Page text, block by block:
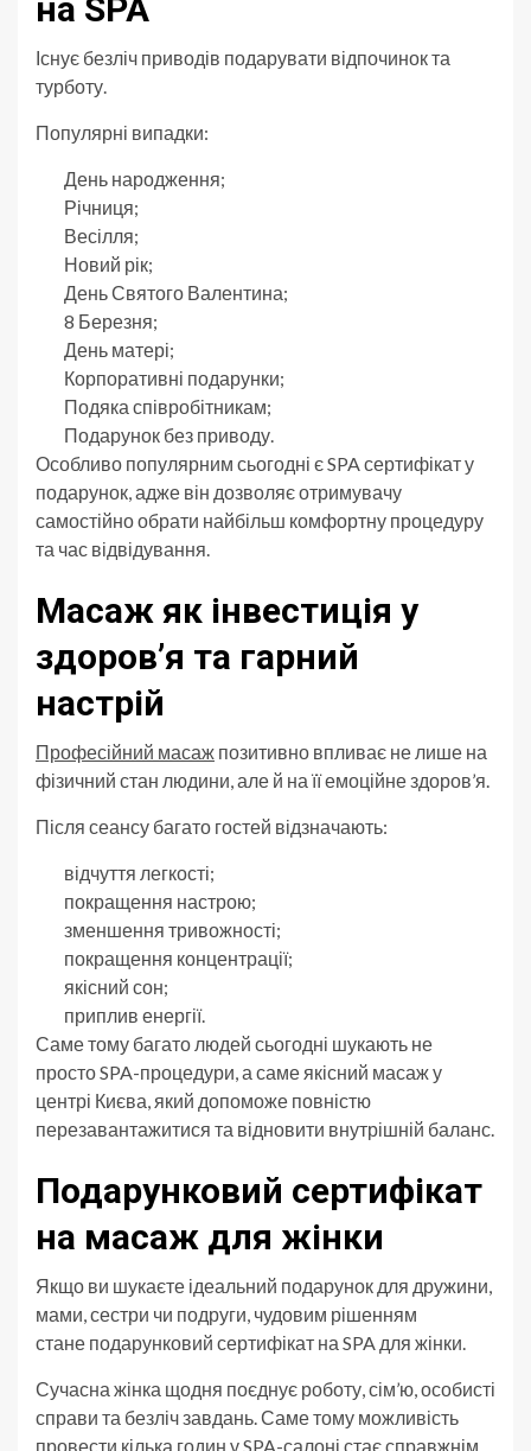
на SPA
Існує безліч приводів подарувати відпочинок та
турботу.
Популярні випадки:
День народження;
Річниця;
Весілля;
Новий рік;
День Святого Валентина;
8 Березня;
День матері;
Корпоративні подарунки;
Подяка співробітникам;
Подарунок без приводу.
Особливо популярним сьогодні є SPA сертифікат у
подарунок, адже він дозволяє отримувачу
самостійно обрати найбільш комфортну процедуру
та час відвідування.
Масаж як інвестиція у
здоров’я та гарний
настрій
Професійний масаж позитивно впливає не лише на
фізичний стан людини, але й на її емоційне здоров’я.
Після сеансу багато гостей відзначають:
відчуття легкості;
покращення настрою;
зменшення тривожності;
покращення концентрації;
якісний сон;
приплив енергії.
Саме тому багато людей сьогодні шукають не
просто SPA-процедури, а саме якісний масаж у
центрі Києва, який допоможе повністю
перезавантажитися та відновити внутрішній баланс.
Подарунковий сертифікат
на масаж для жінки
Якщо ви шукаєте ідеальний подарунок для дружини,
мами, сестри чи подруги, чудовим рішенням
стане подарунковий сертифікат на SPA для жінки.
Сучасна жінка щодня поєднує роботу, сім’ю, особисті
справи та безліч завдань. Саме тому можливість
провести кілька годин у SPA-салоні стає справжнім